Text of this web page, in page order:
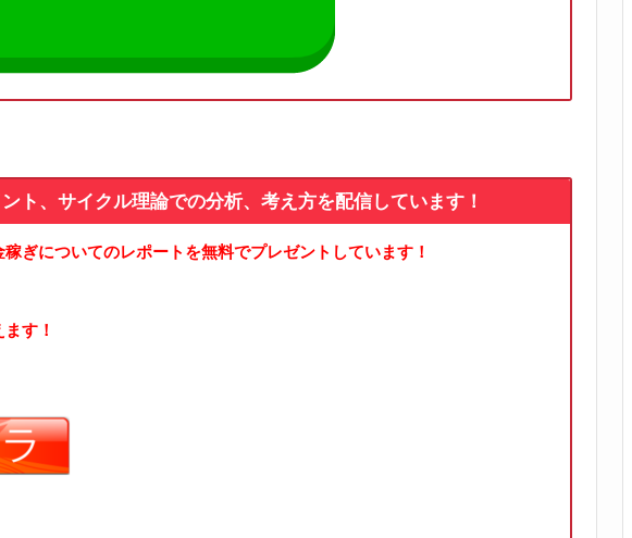
ト、サイクル理論での分析、考え方を配信しています！
ぎについてのレポートを無料でプレゼントしています！
す！